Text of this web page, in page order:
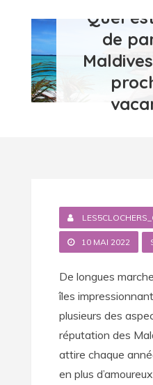
les5clochers.org
Quel
de
10 MAI 2022
De longues
îles
plusieurs des
réputation des
attire chaque
en plus